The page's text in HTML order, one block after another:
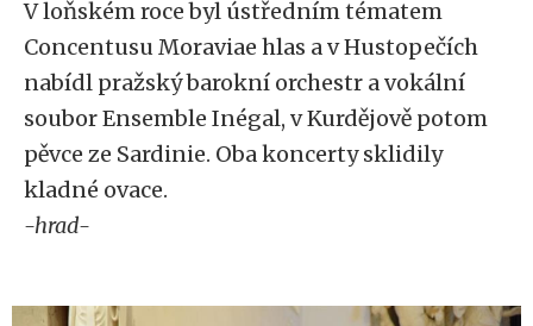
V loňském roce byl ústředním tématem
Concentusu Moraviae hlas a v Hustopečích
nabídl pražský barokní orchestr a vokální
soubor Ensemble Inégal, v Kurdějově potom
pěvce ze Sardinie. Oba koncerty sklidily
kladné ovace.
-hrad-